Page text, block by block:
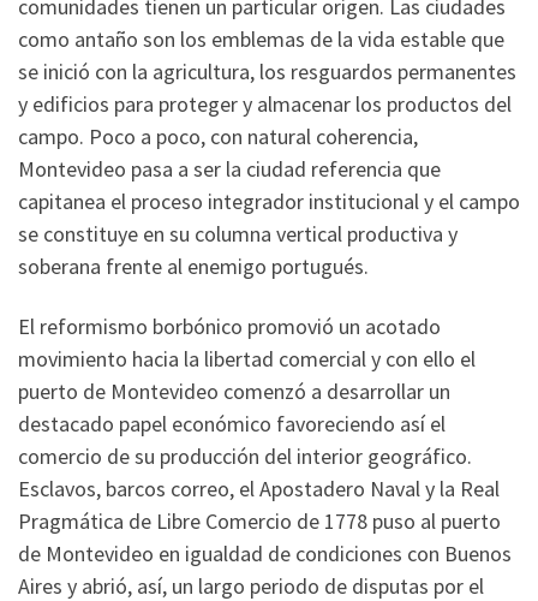
comunidades tienen un particular origen. Las ciudades
como antaño son los emblemas de la vida estable que
se inició con la agricultura, los resguardos permanentes
y edificios para proteger y almacenar los productos del
campo. Poco a poco, con natural coherencia,
Montevideo pasa a ser la ciudad referencia que
capitanea el proceso integrador institucional y el campo
se constituye en su columna vertical productiva y
soberana frente al enemigo portugués.
El reformismo borbónico promovió un acotado
movimiento hacia la libertad comercial y con ello el
puerto de Montevideo comenzó a desarrollar un
destacado papel económico favoreciendo así el
comercio de su producción del interior geográfico.
Esclavos, barcos correo, el Apostadero Naval y la Real
Pragmática de Libre Comercio de 1778 puso al puerto
de Montevideo en igualdad de condiciones con Buenos
Aires y abrió, así, un largo periodo de disputas por el